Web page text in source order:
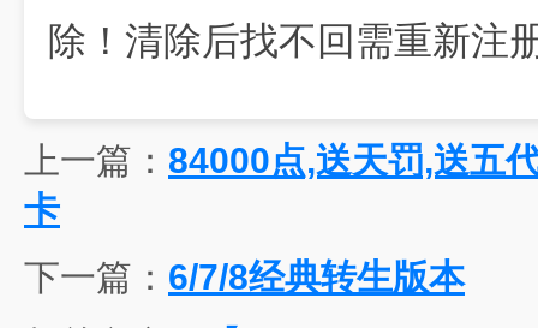
除！清除后找不回需重新注
上一篇： 84000点,送天罚,送五
卡
下一篇： 6/7/8经典转生版本